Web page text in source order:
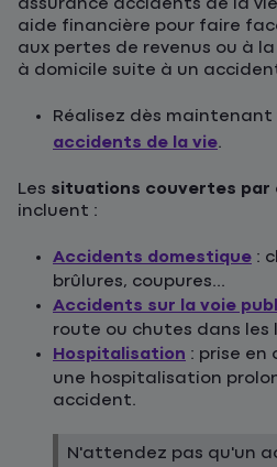
assurance accidents de la
aide financière pour faire
aux pertes de revenus ou à
à domicile suite à un
Réalisez dès maintenant
accidents de la vie.
Les situations couvertes
incluent :
Accidents domestique :
brûlures, coupures...
Accidents sur la voie
route ou chutes dans les
Hospitalisation : prise en
une hospitalisation
accident.
N'attendez pas qu'un